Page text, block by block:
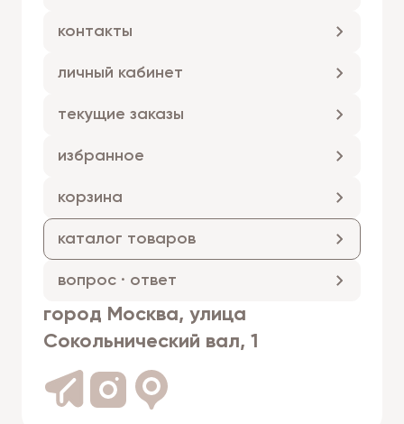
город Москва, улица
Сокольнический вал, 1
контакты
личный кабинет
текущие заказы
избранное
корзина
каталог товаров
вопрос · ответ